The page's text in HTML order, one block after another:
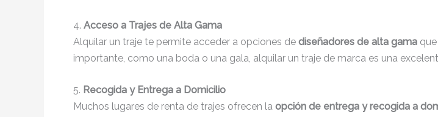
4. Acceso a Trajes de Alta Gama
Alquilar un traje te permite acceder a opciones de diseñadores de alta gama
importante, como una boda o una gala, alquilar un traje de marca es una
5. Recogida y Entrega a Domicilio
Muchos lugares de renta de trajes ofrecen la opción de entrega y recogida a